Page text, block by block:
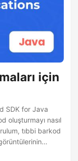
için
SDK for Java
oluşturmayı nasıl
tıbbi barkod
yapılması,